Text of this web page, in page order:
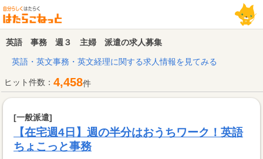
英語 事務 週３ 主婦 派遣の求人募集
英語・英文事務・英文経理に関する求人情報を見てみる
ヒット件数： 4,458件
[一般派遣]
【在宅週4日】週の半分はおうちワーク！英語
ちょこっと事務